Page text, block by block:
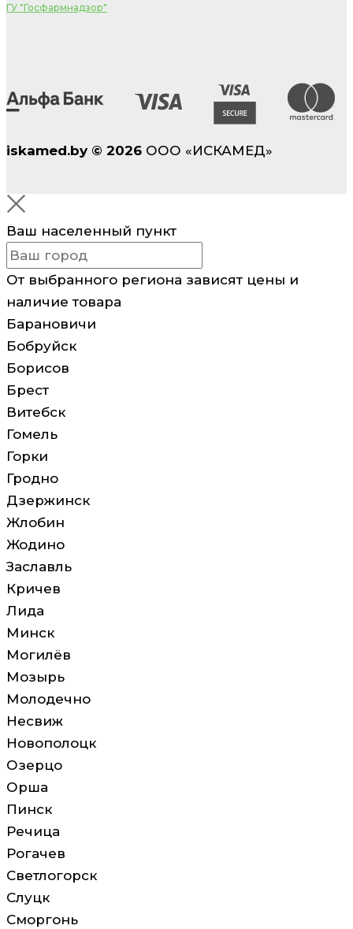
ГУ "Госфармнадзор"
iskamed.by © 2026 ООО «ИСКАМЕД»
Ваш населенный пункт
От выбранного региона зависят цены и
наличие товара
Барановичи
Бобруйск
Борисов
Брест
Витебск
Гомель
Горки
Гродно
Дзержинск
Жлобин
Жодино
Заславль
Кричев
Лида
Минск
Могилёв
Мозырь
Молодечно
Несвиж
Новополоцк
Озерцо
Орша
Пинск
Речица
Рогачев
Светлогорск
Слуцк
Сморгонь